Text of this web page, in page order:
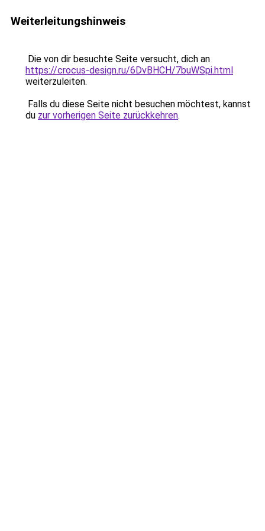
Weiterleitungshinweis
Die von dir besuchte Seite versucht, dich an
https://crocus-design.ru/6DvBHCH/7buWSpi.html
weiterzuleiten.
Falls du diese Seite nicht besuchen möchtest, kannst
du zur vorherigen Seite zurückkehren.